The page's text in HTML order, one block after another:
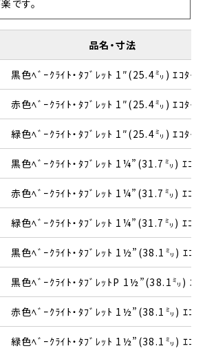
です。
品名・寸法
黒色ﾍﾞｰｸﾗｲﾄ・ﾀﾌﾞﾚｯﾄ 1″(25.4㍉) ｴｺﾀｲﾌ
赤色ﾍﾞｰｸﾗｲﾄ・ﾀﾌﾞﾚｯﾄ 1″(25.4㍉) ｴｺﾀｲﾌ
緑色ﾍﾞｰｸﾗｲﾄ・ﾀﾌﾞﾚｯﾄ 1″(25.4㍉) ｴｺﾀｲﾌ
黒色ﾍﾞｰｸﾗｲﾄ・ﾀﾌﾞﾚｯﾄ 1¼”(31.7㍉) ｴｺﾀ
赤色ﾍﾞｰｸﾗｲﾄ・ﾀﾌﾞﾚｯﾄ 1¼”(31.7㍉) ｴｺﾀ
緑色ﾍﾞｰｸﾗｲﾄ・ﾀﾌﾞﾚｯﾄ 1¼”(31.7㍉) ｴｺﾀ
黒色ﾍﾞｰｸﾗｲﾄ・ﾀﾌﾞﾚｯﾄ 1½”(38.1㍉) ｴｺﾀ
黒色ﾍﾞｰｸﾗｲﾄ・ﾀﾌﾞﾚｯﾄP 1½”(38.1㍉) ｴｺ
赤色ﾍﾞｰｸﾗｲﾄ・ﾀﾌﾞﾚｯﾄ 1½”(38.1㍉) ｴｺﾀ
緑色ﾍﾞｰｸﾗｲﾄ・ﾀﾌﾞﾚｯﾄ 1½”(38.1㍉) ｴｺﾀ